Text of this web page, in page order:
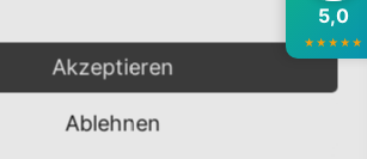
Abonnieren
5,0
★★★★★
Akzeptieren
Ablehnen